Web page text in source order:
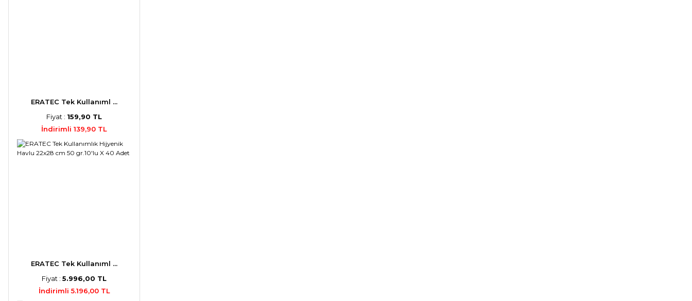
ERATEC Tek Kullanıml ...
Fiyat : 159,90 TL
İndirimli 139,90 TL
ERATEC Tek Kullanıml ...
Fiyat : 5.996,00 TL
İndirimli 5.196,00 TL